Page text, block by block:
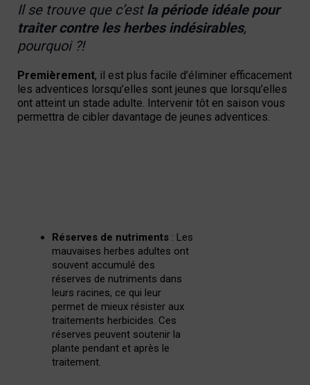
Il se trouve que c’estla période idéale pour
traiter contre les herbes indésirables,
pourquoi ?!
Premièrement, il est plus facile d’éliminer efficacement
les adventices lorsqu’elles sont jeunes que lorsqu’elles
ont atteint un stade adulte. Intervenir tôt en saison vous
permettra de cibler davantage de jeunes adventices.
Réserves de nutriments : Les
mauvaises herbes adultes ont
souvent accumulé des
réserves de nutriments dans
leurs racines, ce qui leur
permet de mieux résister aux
traitements herbicides. Ces
réserves peuvent soutenir la
plante pendant et après le
traitement.